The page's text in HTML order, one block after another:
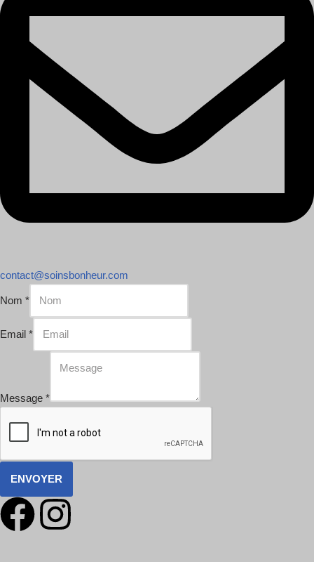
contact@soinsbonheur.com
Nom *
Email *
Message *
ENVOYER